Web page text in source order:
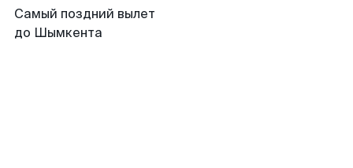
Самый поздний вылет
до Шымкента